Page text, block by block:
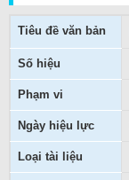
Tiêu đề văn bản
Số hiệu
Phạm vi
Ngày hiệu lực
Loại tài liệu